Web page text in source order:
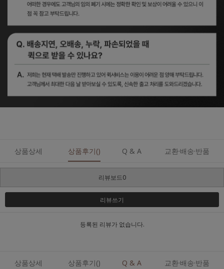
상품상세 상품후기() Q & A 교환·배송·반품
리뷰보드0
리뷰쓰기
등록된 리뷰가 없습니다.
상품상세 상품후기() Q & A 교환·배송·반품